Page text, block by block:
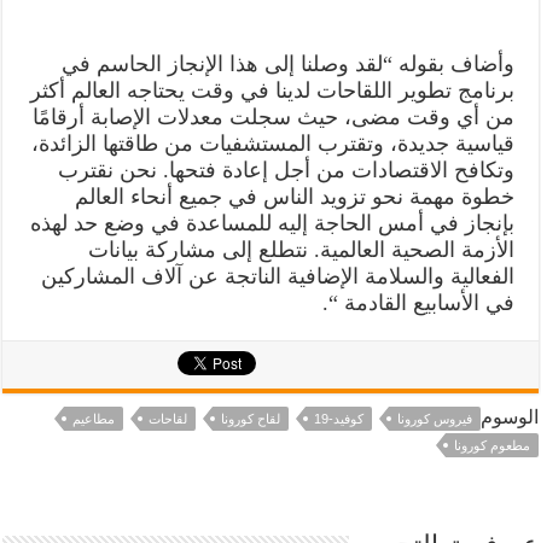
وأضاف بقوله “لقد وصلنا إلى هذا الإنجاز الحاسم في
برنامج تطوير اللقاحات لدينا في وقت يحتاجه العالم أكثر
من أي وقت مضى، حيث سجلت معدلات الإصابة أرقامًا
قياسية جديدة، وتقترب المستشفيات من طاقتها الزائدة،
وتكافح الاقتصادات من أجل إعادة فتحها. نحن نقترب
خطوة مهمة نحو تزويد الناس في جميع أنحاء العالم
بإنجاز في أمس الحاجة إليه للمساعدة في وضع حد لهذه
الأزمة الصحية العالمية. نتطلع إلى مشاركة بيانات
الفعالية والسلامة الإضافية الناتجة عن آلاف المشاركين
في الأسابيع القادمة “.
الوسوم فيروس كورونا كوفيد-19 لقاح كورونا لقاحات
مطاعيم
مطعوم كورونا